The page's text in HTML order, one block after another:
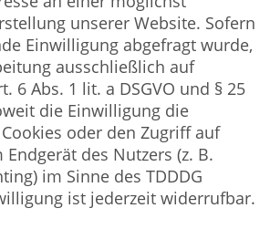
unserer Website. Sofern
Einwilligung abgefragt wurde,
ausschließlich auf
6 Abs. 1 lit. a DSGVO und § 25
die Einwilligung die
oder den Zugriff auf
des Nutzers (z. B.
im Sinne des TDDDG
ist jederzeit widerrufbar.